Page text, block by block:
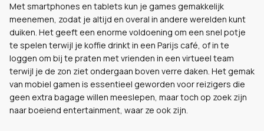
Met smartphones en tablets kun je games gemakkelijk
meenemen, zodat je altijd en overal in andere werelden kunt
duiken. Het geeft een enorme voldoening om een snel potje
te spelen terwijl je koffie drinkt in een Parijs café, of in te
loggen om bij te praten met vrienden in een virtueel team
terwijl je de zon ziet ondergaan boven verre daken. Het gemak
van mobiel gamen is essentieel geworden voor reizigers die
geen extra bagage willen meeslepen, maar toch op zoek zijn
naar boeiend entertainment, waar ze ook zijn.